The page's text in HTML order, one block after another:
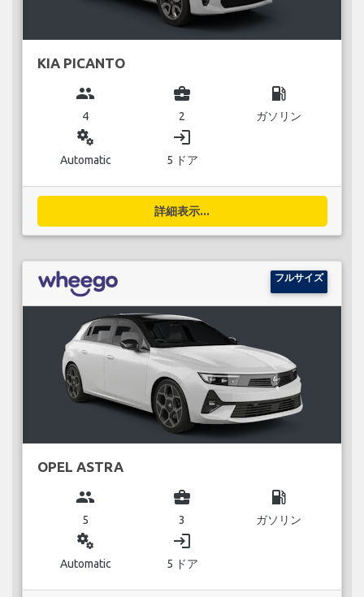
KIA PICANTO
group
4
business_center
2
local_gas_station
ガソリン
miscellaneous_services
Automatic
login
5 ドア
詳細表示...
フルサイズ
OPEL ASTRA
group
5
business_center
3
local_gas_station
ガソリン
miscellaneous_services
Automatic
login
5 ドア